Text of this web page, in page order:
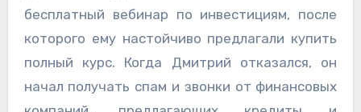
бесплатный вебинар по инвестициям, после
которого ему настойчиво предлагали купить
полный курс. Когда Дмитрий отказался, он
начал получать спам и звонки от финансовых